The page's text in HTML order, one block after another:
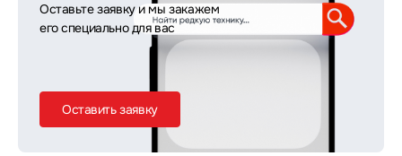
Оставьте заявку и мы закажем
его специально для вас
Оставить заявку